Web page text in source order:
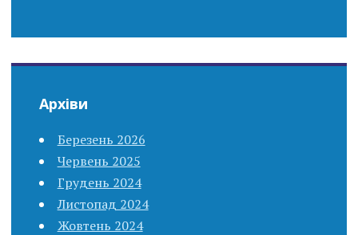
Архіви
Березень 2026
Червень 2025
Грудень 2024
Листопад 2024
Жовтень 2024